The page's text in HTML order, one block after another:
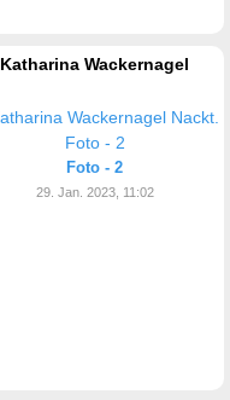
Katharina Wackernagel
Foto - 2
29. Jan. 2023, 11:02